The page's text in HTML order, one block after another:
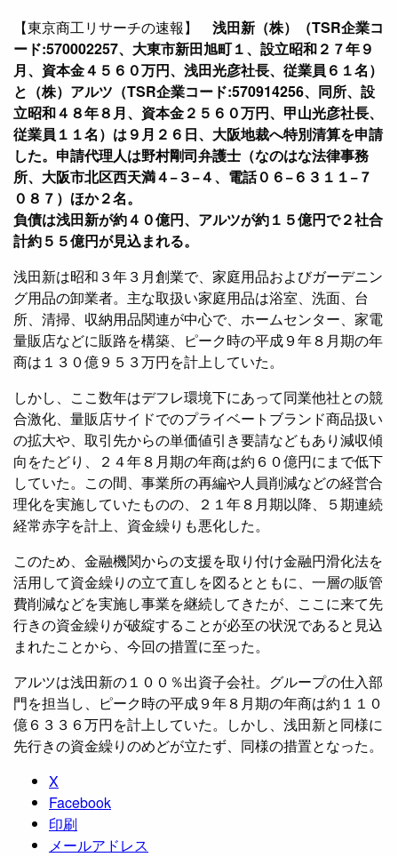
【東京商工リサーチの速報】 浅田新（株）（TSR企業コ
ード:570002257、大東市新田旭町１、設立昭和２７年９
月、資本金４５６０万円、浅田光彦社長、従業員６１名）
と（株）アルツ（TSR企業コード:570914256、同所、設
立昭和４８年８月、資本金２５６０万円、甲山光彦社長、
従業員１１名）は９月２６日、大阪地裁へ特別清算を申請
した。申請代理人は野村剛司弁護士（なのはな法律事務
所、大阪市北区西天満４−３−４、電話０６−６３１１−７
０８７）ほか２名。
負債は浅田新が約４０億円、アルツが約１５億円で２社合
計約５５億円が見込まれる。
浅田新は昭和３年３月創業で、家庭用品およびガーデニン
グ用品の卸業者。主な取扱い家庭用品は浴室、洗面、台
所、清掃、収納用品関連が中心で、ホームセンター、家電
量販店などに販路を構築、ピーク時の平成９年８月期の年
商は１３０億９５３万円を計上していた。
しかし、ここ数年はデフレ環境下にあって同業他社との競
合激化、量販店サイドでのプライベートブランド商品扱い
の拡大や、取引先からの単価値引き要請などもあり減収傾
向をたどり、２４年８月期の年商は約６０億円にまで低下
していた。この間、事業所の再編や人員削減などの経営合
理化を実施していたものの、２１年８月期以降、５期連続
経常赤字を計上、資金繰りも悪化した。
このため、金融機関からの支援を取り付け金融円滑化法を
活用して資金繰りの立て直しを図るとともに、一層の販管
費削減などを実施し事業を継続してきたが、ここに来て先
行きの資金繰りが破綻することが必至の状況であると見込
まれたことから、今回の措置に至った。
アルツは浅田新の１００％出資子会社。グループの仕入部
門を担当し、ピーク時の平成９年８月期の年商は約１１０
億６３３６万円を計上していた。しかし、浅田新と同様に
先行きの資金繰りのめどが立たず、同様の措置となった。
X
Facebook
印刷
メールアドレス